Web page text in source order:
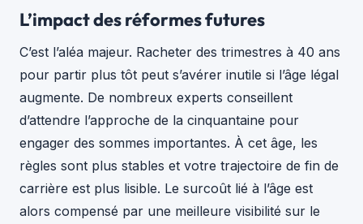
L’impact des réformes futures
C’est l’aléa majeur. Racheter des trimestres à 40 ans
pour partir plus tôt peut s’avérer inutile si l’âge légal
augmente. De nombreux experts conseillent
d’attendre l’approche de la cinquantaine pour
engager des sommes importantes. À cet âge, les
règles sont plus stables et votre trajectoire de fin de
carrière est plus lisible. Le surcoût lié à l’âge est
alors compensé par une meilleure visibilité sur le